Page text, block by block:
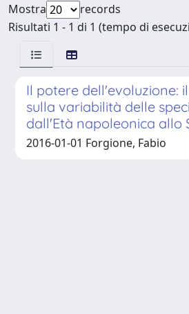
Mostra
records
Risultati 1 - 1 di 1 (tempo di
Il potere dell'evoluzione:
sulla variabilità delle
dall'Età napoleonica allo
2016-01-01 Forgione, Fabio